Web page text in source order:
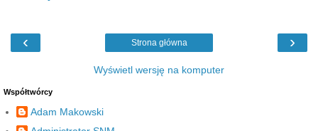
‹ ›
Strona główna
Wyświetl wersję na komputer
Współtwórcy
Adam Makowski